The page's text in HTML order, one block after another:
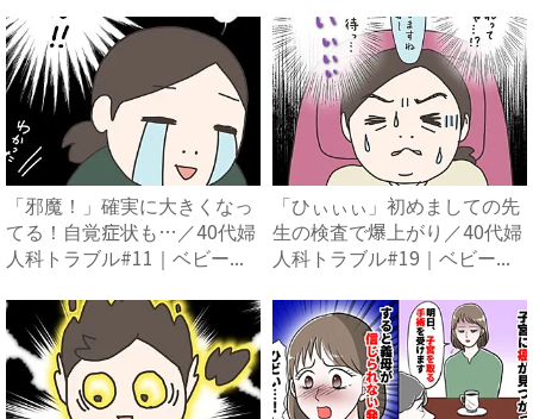
「邪魔！」確実に大きくなっ
てる！自覚症状も…／40代婦
人科トラブル#11｜ベビー...
「ひぃぃぃ」初めましての先
生の検査で爆上がり／40代婦
人科トラブル#19｜ベビー...